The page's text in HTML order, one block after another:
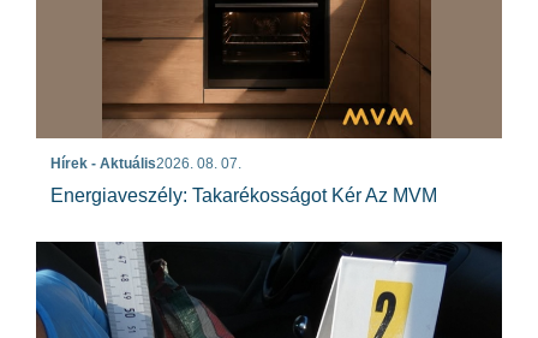
Hírek - Aktuális2026. 08. 07.
Energiaveszély: Takarékosságot Kér Az MVM